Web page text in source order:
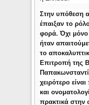
Στην υπόθεση
έπαιξαν το
φορά. Όχι μόνο
ήταν
το
Επιτροπή της
χειρότερο
και
πρακτικά στην